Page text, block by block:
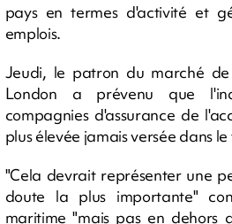
pays en termes d'activité et
emplois.
Jeudi, le patron du marché de
London a prévenu que
compagnies d'assurance de
plus élevée jamais versée dans
"Cela devrait représenter une
doute la plus importante"
maritime "mais pas en dehors